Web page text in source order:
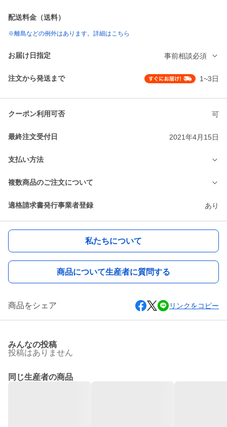
配送料金（送料）
※離島などの例外はあります。詳細はこちら
お届け日指定 事前相談必須
注文から発送まで 1~3日
クーポン利用可否 可
最終注文受付日 2021年4月15日
支払い方法
複数商品のご注文について
適格請求書発行事業者登録 あり
私たちについて
商品について生産者に質問する
商品をシェア リンクをコピー
みんなの投稿
投稿はありません
同じ生産者の商品